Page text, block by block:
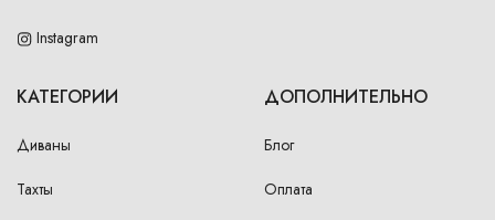
Instagram
КАТЕГОРИИ
Диваны
Тахты
ДОПОЛНИТЕЛЬНО
Блог
Оплата